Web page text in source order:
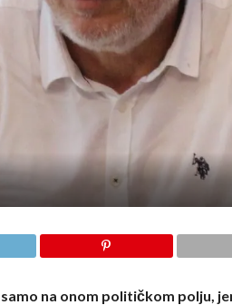
na onom političkom polju,